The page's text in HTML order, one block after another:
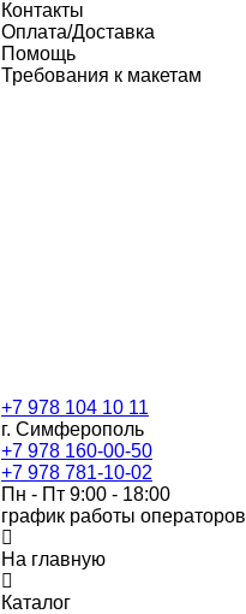
Контакты
Оплата/Доставка
Помощь
Требования к макетам
+7 978 104 10 11
г. Симферополь
+7 978 160-00-50
+7 978 781-10-02
Пн - Пт 9:00 - 18:00
график работы операторов
На главную
Каталог